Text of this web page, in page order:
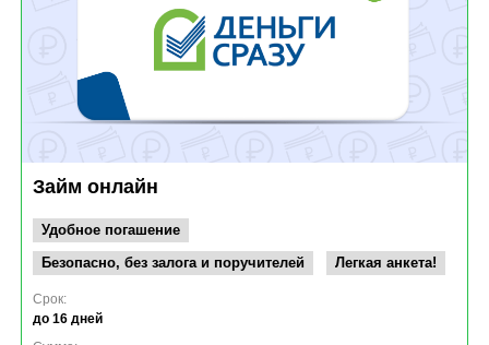
Займ онлайн
Удобное погашение
Безопасно, без залога и поручителей
Легкая анкета!
Срок:
до 16 дней